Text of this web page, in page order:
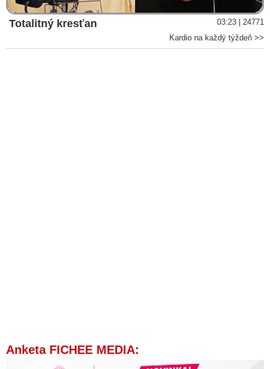
Totalitný kresťan
03:23 | 24771
Kardio na každý týždeň >>
Anketa FICHEE MEDIA: